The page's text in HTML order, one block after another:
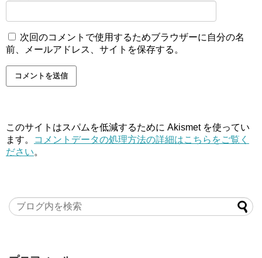
次回のコメントで使用するためブラウザーに自分の名
前、メールアドレス、サイトを保存する。
このサイトはスパムを低減するために Akismet を使ってい
ます。
コメントデータの処理方法の詳細はこちらをご覧く
ださい。